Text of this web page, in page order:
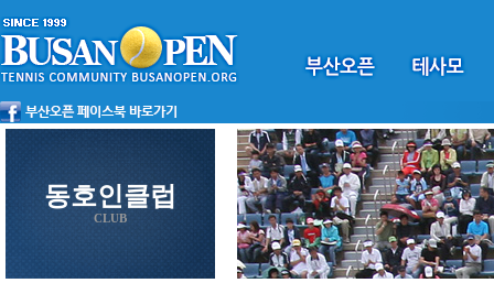
동호인클럽
CLUB